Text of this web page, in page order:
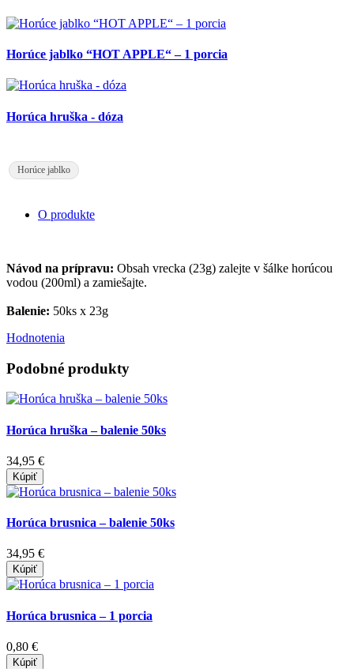
Horúce jablko “HOT APPLE“ – 1 porcia
Horúca hruška - dóza
Horúce jablko
O produkte
Návod na prípravu: Obsah vrecka (23g) zalejte v šálke horúcou
vodou (200ml) a zamiešajte.
Balenie: 50ks x 23g
Hodnotenia
Podobné produkty
Horúca hruška – balenie 50ks
34,95 €
Kúpiť
Horúca brusnica – balenie 50ks
34,95 €
Kúpiť
Horúca brusnica – 1 porcia
0,80 €
Kúpiť